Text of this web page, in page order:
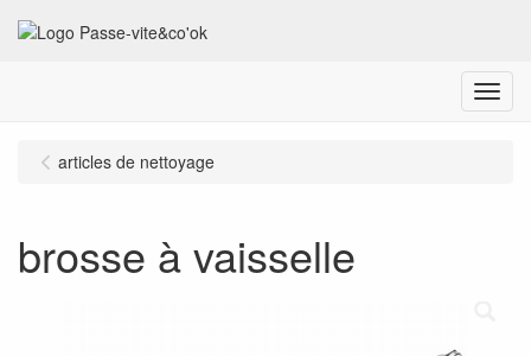
Menu
articles de nettoyage
brosse à vaisselle